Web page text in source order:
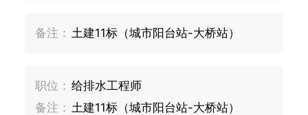
备注： 土建11标（城市阳台站-大桥站）
职位： 给排水工程师
备注： 土建11标（城市阳台站-大桥站）